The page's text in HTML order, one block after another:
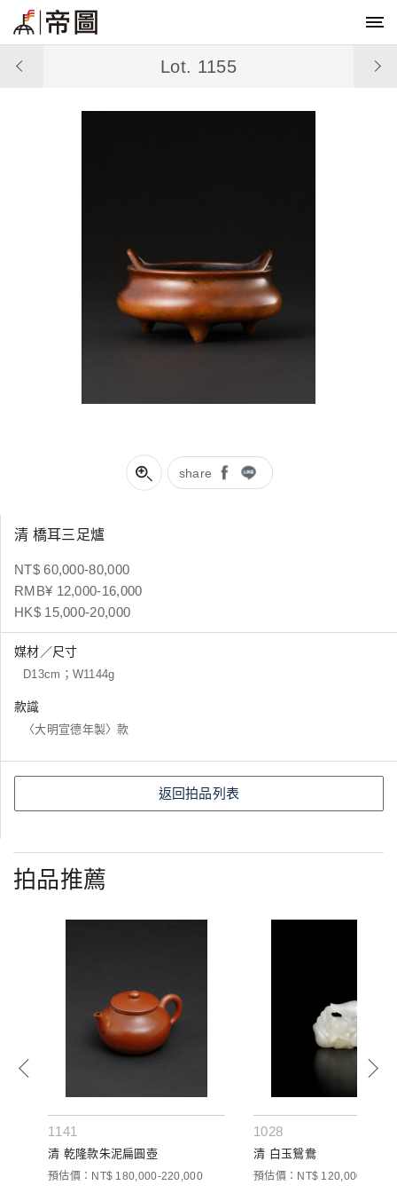
share
Lot. 1155
清 橋耳三足爐
NT$ 60,000-80,000
RMB¥ 12,000-16,000
HK$ 15,000-20,000
媒材／尺寸
D13cm；W1144g
款識
〈大明宣德年製〉款
返回拍品列表
拍品推薦
1141
清 乾隆款朱泥扁圓壺
預估價：NT$ 180,000-220,000
1028
清 白玉鴛鴦
預估價：NT$ 120,000-